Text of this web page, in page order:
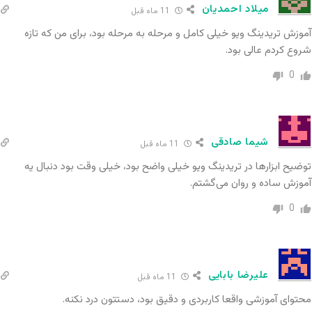
انتخاب نوع نمودار: کندل‌استیک، خطی، میله‌ای،
هیکن‌آشی و…
مقایسه چند دارایی: اضافه کردن نمودار یک
دارایی دیگر برای مقایسه همزمان.
ذخیره و بارگذاری نمودار
در فضای ابری.
۳. نوار سمت راست (Sidebar)
در این قسمت ابزارهای ارتباطی و اجتماعی قرار دارد:
میلاد احمدیان
آموزش تریدینگ ویو خیلی کامل و مرحله به مرحله بود، برای من که تازه
شروع کردم عالی بود.
0
شیما صادقی
توضیح ابزارها در تریدینگ ویو خیلی واضح بود، خیلی وقت بود دنبال یه
آموزش ساده و روان می‌گشتم.
0
علیرضا بابایی
محتوای آموزشی واقعا کاربردی و دقیق بود، دستتون درد نکنه.